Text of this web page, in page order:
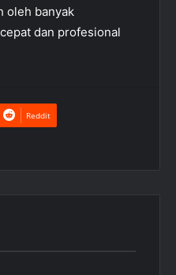
oleh banyak
dan profesional
Reddit